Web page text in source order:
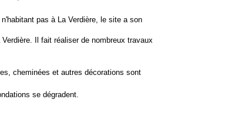
pas à La Verdière, le site a son
Il fait réaliser de nombreux travaux
cheminées et autres décorations sont
se dégradent.